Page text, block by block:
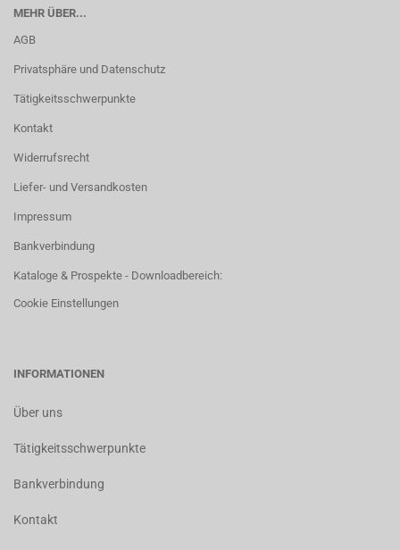
MEHR ÜBER...
AGB
Privatsphäre und Datenschutz
Tätigkeitsschwerpunkte
Kontakt
Widerrufsrecht
Liefer- und Versandkosten
Impressum
Bankverbindung
Kataloge & Prospekte - Downloadbereich:
Cookie Einstellungen
INFORMATIONEN
Über uns
Tätigkeitsschwerpunkte
Bankverbindung
Kontakt